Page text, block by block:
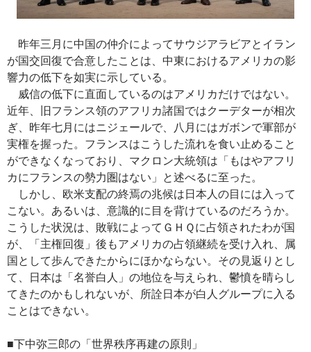
昨年三月に中国の仲介によってサウジアラビアとイラン
が国交回復で合意したことは、中東におけるアメリカの影
響力の低下を如実に示している。
威信の低下に直面しているのはアメリカだけではない。
近年、旧フランス領のアフリカ諸国ではクーデターが相次
ぎ、昨年七月にはニジェールで、八月にはガボンで軍部が
実権を握った。フランスはこうした流れを食い止めること
ができなくなっており、マクロン大統領は「もはやアフリ
カにフランスの勢力圏はない」と述べるに至った。
しかし、欧米支配の終焉の兆候は日本人の目には入って
こない。あるいは、意識的に目を背けているのだろうか。
こうした状況は、敗戦によってＧＨＱに占領されたわが国
が、「主権回復」後もアメリカの占領継続を受け入れ、属
国として歩んできたからにほかならない。その見返りとし
て、日本は「名誉白人」の地位を与えられ、鬱憤を晴らし
てきたのかもしれないが、所詮日本が白人グループに入る
ことはできない。
■下中弥三郎の「世界秩序再建の原則」